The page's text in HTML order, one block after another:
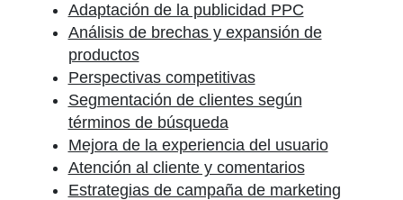
Adaptación de la publicidad PPC
Análisis de brechas y expansión de
productos
Perspectivas competitivas
Segmentación de clientes según
términos de búsqueda
Mejora de la experiencia del usuario
Atención al cliente y comentarios
Estrategias de campaña de marketing